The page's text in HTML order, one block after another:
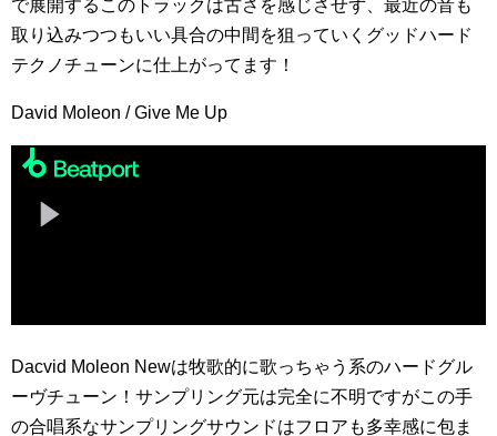
で展開するこのトラックは古さを感じさせず、最近の音も
取り込みつつもいい具合の中間を狙っていくグッドハード
テクノチューンに仕上がってます！
David Moleon / Give Me Up
Dacvid Moleon Newは牧歌的に歌っちゃう系のハードグル
ーヴチューン！サンプリング元は完全に不明ですがこの手
の合唱系なサンプリングサウンドはフロアも多幸感に包ま